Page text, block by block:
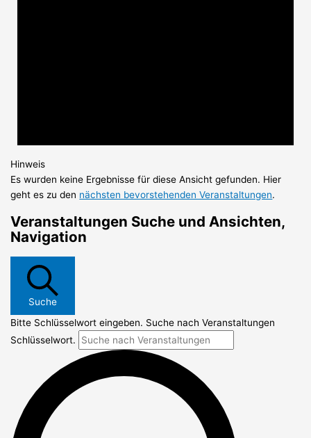
Hinweis
Es wurden keine Ergebnisse für diese Ansicht gefunden. Hier
geht es zu den nächsten bevorstehenden Veranstaltungen.
Veranstaltungen Suche und Ansichten,
Navigation
Suche
Bitte Schlüsselwort eingeben. Suche nach Veranstaltungen
Schlüsselwort.